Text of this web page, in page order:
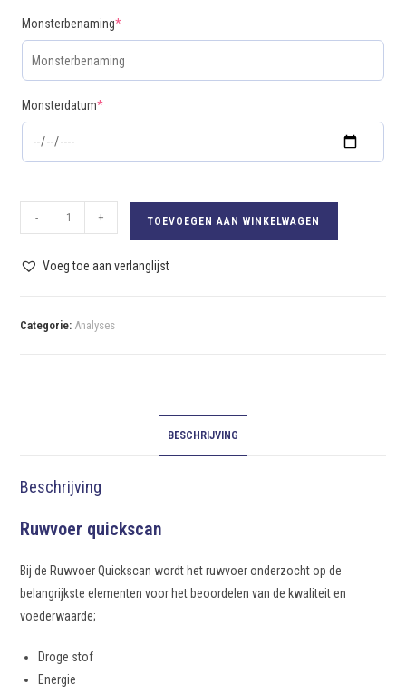
Monsterbenaming*
Monsterdatum*
- + TOEVOEGEN AAN WINKELWAGEN
Voeg toe aan verlanglijst
Categorie: Analyses
BESCHRIJVING
Beschrijving
Ruwvoer quickscan
Bij de Ruwvoer Quickscan wordt het ruwvoer onderzocht op de
belangrijkste elementen voor het beoordelen van de kwaliteit en
voederwaarde;
Droge stof
Energie